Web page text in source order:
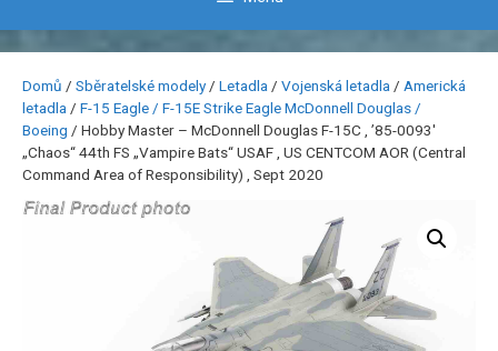
Domů / Sběratelské modely / Letadla / Vojenská letadla / Americká
letadla / F-15 Eagle / F-15E Strike Eagle McDonnell Douglas /
Boeing / Hobby Master – McDonnell Douglas F-15C , ’85-0093′
„Chaos“ 44th FS „Vampire Bats“ USAF , US CENTCOM AOR (Central
Command Area of Responsibility) , Sept 2020